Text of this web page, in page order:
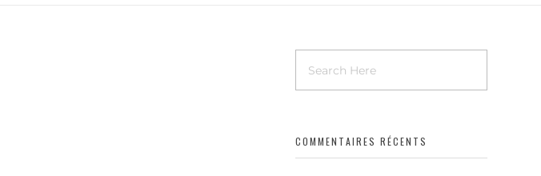
COMMENTAIRES RÉCENTS